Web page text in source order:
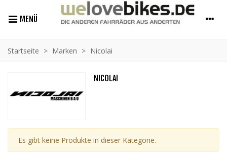
MENÜ
Startseite > Marken > Nicolai
NICOLAI
Es gibt keine Produkte in dieser Kategorie.